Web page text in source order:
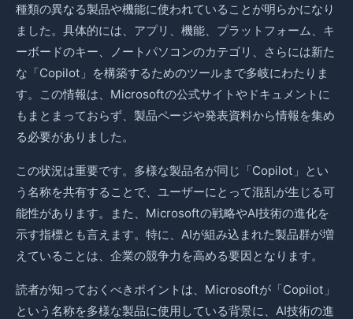
種類の異なる製品や機能に使われていることが明らかになり
ました。具体的には、アプリ、機能、プラットフォーム、キ
ーボードのキー、ノートパソコンのカテゴリ、さらには新た
な「Copilot」を構築するためのツールまで多岐にわたりま
す。この情報は、Microsoftの公式サイトやドキュメントに
もまとまっておらず、製品ページや発表資料から情報を集め
る必要がありました。
この状況は重要です。多様な製品名が同じ「Copilot」とい
う名称を共有することで、ユーザーにとって混乱が生じる可
能性があります。また、Microsoftの戦略やAI技術の進化を
示す指標とも言えます。特に、AIが組み込まれた製品群が増
えていることは、企業の競争力を高める要因となります。
読者が知っておくべきポイントは、Microsoftが「Copilot」
という名称を多様な製品に使用している背景に、AI技術の進